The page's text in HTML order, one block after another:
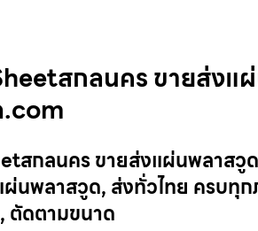
สกลนคร ขายส่งแ
สกลนคร ขายส่งแผ่นพลาส
ผ่นพลาสวูด, ส่งทั่วไทย ครบ
ตัดตามขนาด